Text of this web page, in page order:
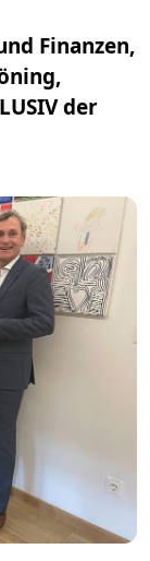
Finanzen,
der